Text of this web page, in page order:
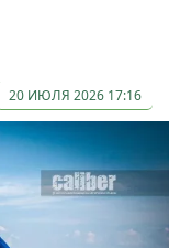
20 ИЮЛЯ 2026 17:16